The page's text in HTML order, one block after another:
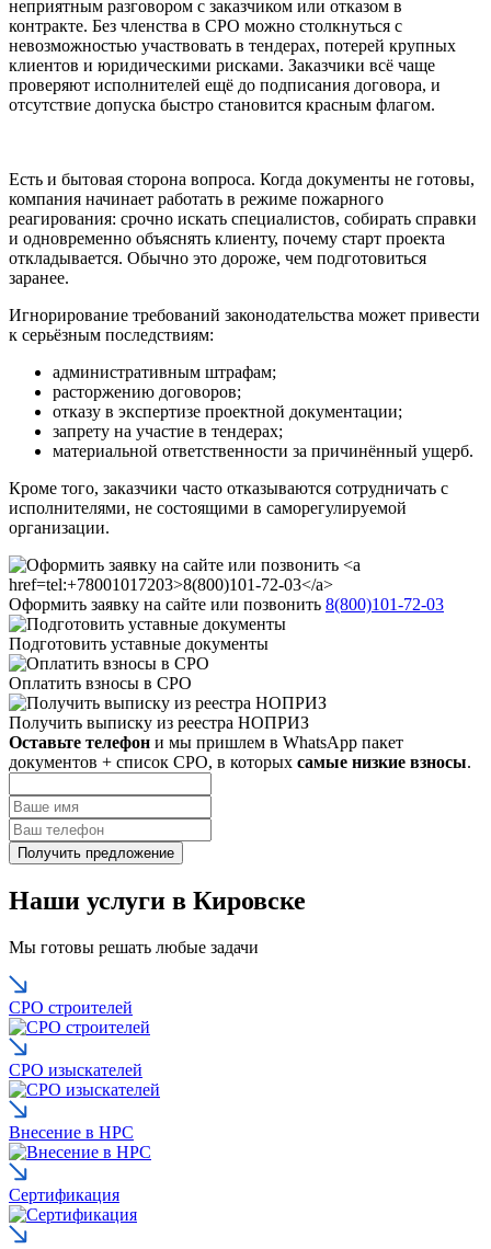
неприятным разговором с заказчиком или отказом в
контракте. Без членства в СРО можно столкнуться с
невозможностью участвовать в тендерах, потерей крупных
клиентов и юридическими рисками. Заказчики всё чаще
проверяют исполнителей ещё до подписания договора, и
отсутствие допуска быстро становится красным флагом.
Есть и бытовая сторона вопроса. Когда документы не готовы,
компания начинает работать в режиме пожарного
реагирования: срочно искать специалистов, собирать справки
и одновременно объяснять клиенту, почему старт проекта
откладывается. Обычно это дороже, чем подготовиться
заранее.
Игнорирование требований законодательства может привести
к серьёзным последствиям:
административным штрафам;
расторжению договоров;
отказу в экспертизе проектной документации;
запрету на участие в тендерах;
материальной ответственности за причинённый ущерб.
Кроме того, заказчики часто отказываются сотрудничать с
исполнителями, не состоящими в саморегулируемой
организации.
Оформить заявку на сайте или позвонить 8(800)101-72-03
Подготовить уставные документы
Оплатить взносы в СРО
Получить выписку из реестра НОПРИЗ
Оставьте телефон и мы пришлем в WhatsApp пакет
документов + список СРО, в которых самые низкие взносы.
Наши услуги в Кировске
Мы готовы решать любые задачи
СРО строителей
СРО изыскателей
Внесение в НРС
Сертификация